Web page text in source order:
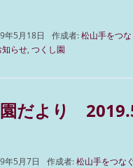
年5月18日 作成者:松山手をつ
知らせ, つくし園
だより
年5月7日 作成者:松山手をつな